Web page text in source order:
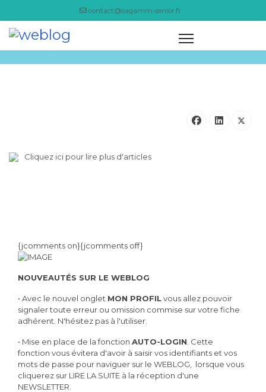
contact@sagamm-senior.fr
Cliquez ici pour lire plus d'articles
{jcomments on}{jcomments off}
NOUVEAUTÉS SUR LE WEBLOG
• Avec le nouvel onglet MON PROFILvous allez pouvoir
signaler toute erreur ou omission commise sur votre fiche
adhérent. N'hésitez pas à l'utiliser.
• Mise en place de la fonction AUTO-LOGIN . Cette
fonction vous évitera d'avoir à saisir vos identifiants et vos
mots de passe pour naviguer sur le WEBLOG, lorsque vous
cliquerez sur LIRE LA SUITE à la réception d'une
NEWSLETTER.